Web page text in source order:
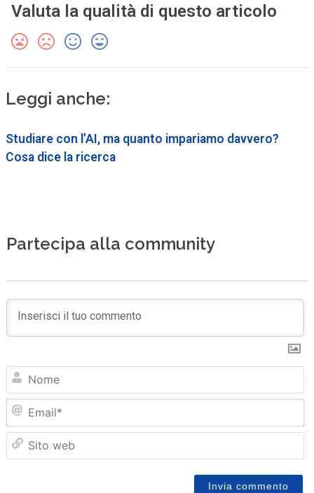
Valuta la qualità di questo articolo
Leggi anche:
Studiare con l’AI, ma quanto impariamo davvero?
Cosa dice la ricerca
Partecipa alla community